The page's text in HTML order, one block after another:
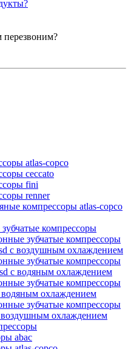
atlas-copco
ceccato
fini
renner
компрессоры atlas-copco
компрессоры
зубчатые компрессоры
с воздушным охлаждением
зубчатые компрессоры
с водяным охлаждением
зубчатые компрессоры
водяным охлаждением
зубчатые компрессоры
воздушным охлаждением
abac